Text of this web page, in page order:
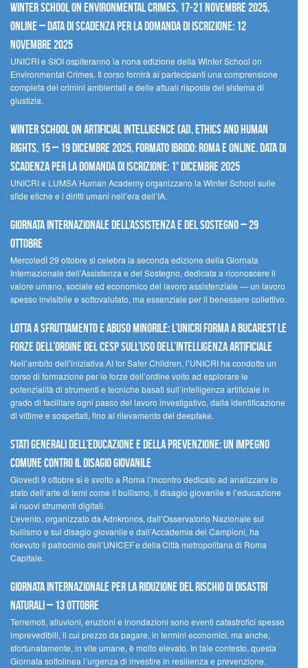
Winter School on Environmental Crimes, 17-21 novembre 2025,
Online – Data di scadenza per la domanda di iscrizione: 12
novembre 2025
UNICRI e SIOI ospiteranno la nona edizione della Winter School on
Environmental Crimes. Il corso fornirà ai partecipanti una comprensione
completa dei crimini ambientali e delle attuali risposte del sistema di
giustizia.
Winter School on Artificial Intelligence (AI), Ethics and Human
Rights, 15 – 19 dicembre 2025, Formato Ibrido: Roma e online. Data di
scadenza per la domanda di iscrizione: 1° dicembre 2025
UNICRI e LUMSA Human Academy organizzano la Winter School sulle
sfide etiche e i diritti umani nell’era dell’IA.
Giornata internazionale dell’assistenza e del sostegno – 29
ottobre
MercoledÌ 29 ottobre si celebra la seconda edizione della Giornata
Internazionale dell’Assistenza e del Sostegno, dedicata a riconoscere il
valore umano, sociale ed economico del lavoro assistenziale — un lavoro
spesso invisibile e sottovalutato, ma essenziale per il benessere collettivo.
Lotta a sfruttamento e abuso minorile: l’UNICRI forma a Bucarest le
forze dell’ordine del CESP sull’uso dell’Intelligenza Artificiale
Nell’ambito dell’iniziativa AI for Safer Children, l’UNICRI ha condotto un
corso di formazione per le forze dell’ordine volto ad esplorare le
potenzialità di strumenti e tecniche basati sull’intelligenza artificiale in
grado di facilitare ogni passo del lavoro investigativo, dalla identificazione
di vittime e sospettati, fino al rilevamento dei deepfake.
Stati Generali dell’Educazione e della Prevenzione: un impegno
comune contro il disagio giovanile
Giovedì 9 ottobre si è svolto a Roma l’incontro dedicato ad analizzare lo
stato dell’arte di temi come il bullismo, il disagio giovanile e l’educazione
ai nuovi strumenti digitali.
L’evento, organizzato da Adnkronos, dall’Osservatorio Nazionale sul
bullismo e sul disagio giovanile e dall’Accademia dei Campioni, ha
ricevuto il patrocinio dell’UNICEF e della Città metropolitana di Roma
Capitale.
Giornata internazionale per la riduzione del rischio di disastri
naturali – 13 ottobre
Terremoti, alluvioni, eruzioni e inondazioni sono eventi catastrofici spesso
imprevedibili, il cui prezzo da pagare, in termini economici, ma anche,
sfortunatamente, in vite umane, è molto elevato. In tale contesto, questa
Giornata sottolinea l’urgenza di investire in resilienza e prevenzione.